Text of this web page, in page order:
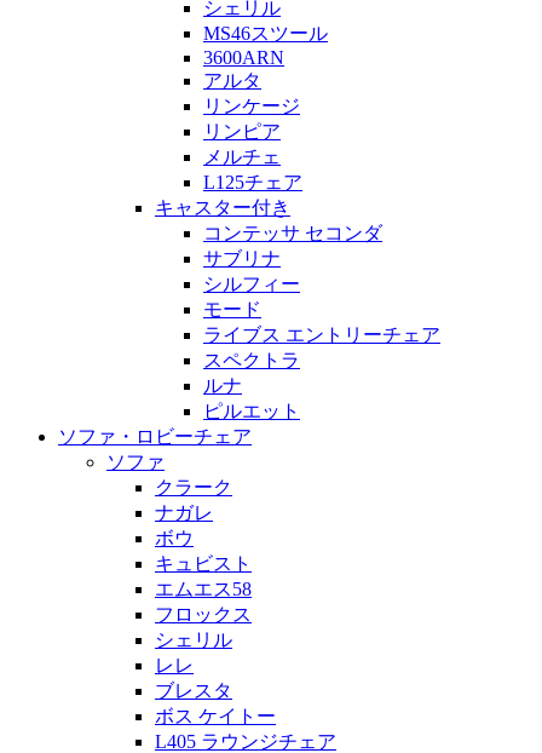
シェリル
MS46スツール
3600ARN
アルタ
リンケージ
リンピア
メルチェ
L125チェア
キャスター付き
コンテッサ セコンダ
サブリナ
シルフィー
モード
ライブス エントリーチェア
スペクトラ
ルナ
ピルエット
ソファ・ロビーチェア
ソファ
クラーク
ナガレ
ボウ
キュビスト
エムエス58
フロックス
シェリル
レレ
ブレスタ
ボス ケイトー
L405 ラウンジチェア